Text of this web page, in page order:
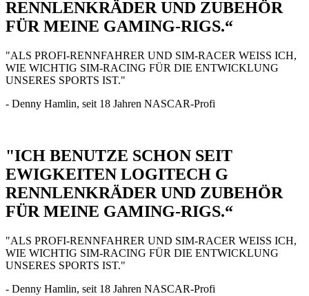
RENNLENKRÄDER UND ZUBEHÖR
FÜR MEINE GAMING-RIGS.“
"ALS PROFI-RENNFAHRER UND SIM-RACER WEISS ICH,
WIE WICHTIG SIM-RACING FÜR DIE ENTWICKLUNG
UNSERES SPORTS IST."
- Denny Hamlin, seit 18 Jahren NASCAR-Profi
"ICH BENUTZE SCHON SEIT
EWIGKEITEN LOGITECH G
RENNLENKRÄDER UND ZUBEHÖR
FÜR MEINE GAMING-RIGS.“
"ALS PROFI-RENNFAHRER UND SIM-RACER WEISS ICH,
WIE WICHTIG SIM-RACING FÜR DIE ENTWICKLUNG
UNSERES SPORTS IST."
- Denny Hamlin, seit 18 Jahren NASCAR-Profi